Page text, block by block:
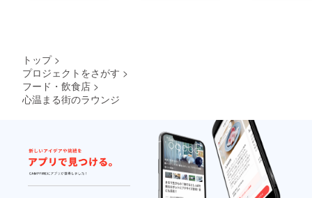
トップ >
プロジェクトをさがす >
フード・飲食店 >
心温まる街のラウンジ